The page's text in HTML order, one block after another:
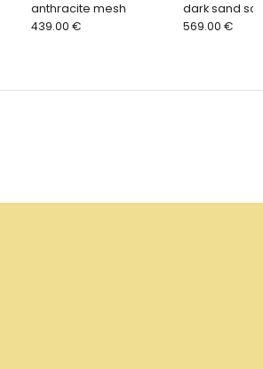
anthracite mesh
439.00 €
dark sand
569.00 €